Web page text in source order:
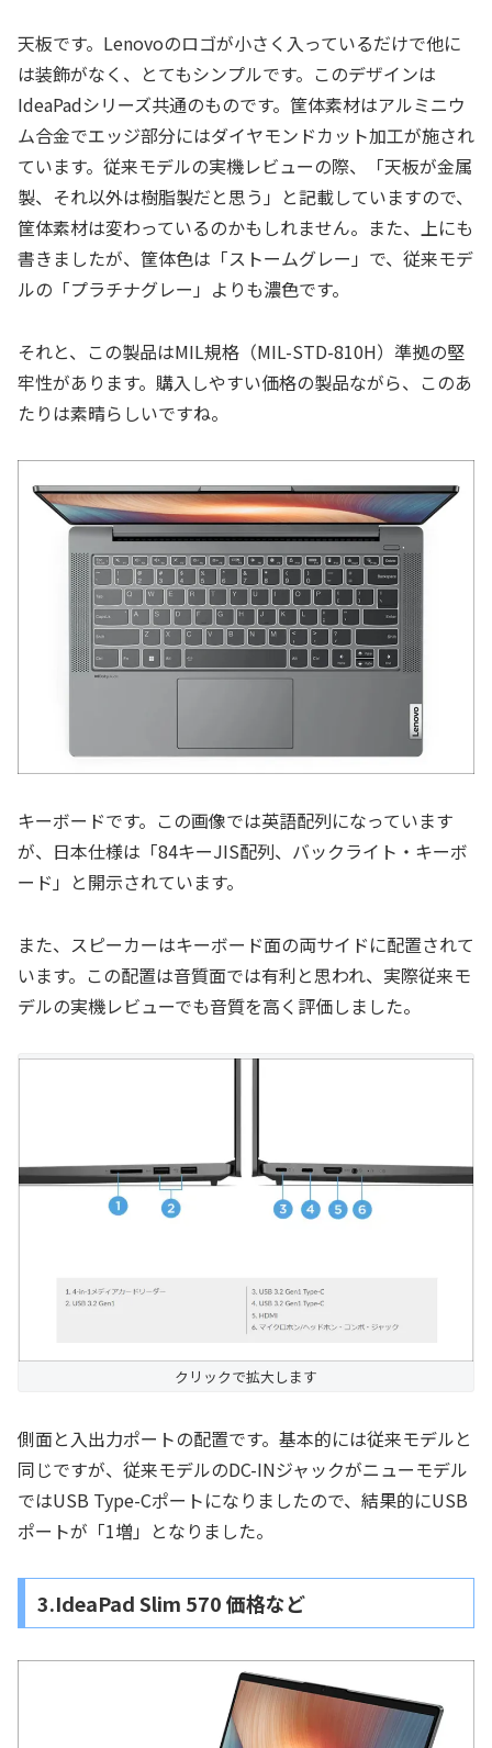
天板です。Lenovoのロゴが小さく入っているだけで他に
は装飾がなく、とてもシンプルです。このデザインは
IdeaPadシリーズ共通のものです。筐体素材はアルミニウ
ム合金でエッジ部分にはダイヤモンドカット加工が施され
ています。従来モデルの実機レビューの際、「天板が金属
製、それ以外は樹脂製だと思う」と記載していますので、
筐体素材は変わっているのかもしれません。また、上にも
書きましたが、筐体色は「ストームグレー」で、従来モデ
ルの「プラチナグレー」よりも濃色です。
それと、この製品はMIL規格（MIL-STD-810H）準拠の堅
牢性があります。購入しやすい価格の製品ながら、このあ
たりは素晴らしいですね。
キーボードです。この画像では英語配列になっています
が、日本仕様は「84キーJIS配列、バックライト・キーボ
ード」と開示されています。
また、スピーカーはキーボード面の両サイドに配置されて
います。この配置は音質面では有利と思われ、実際従来モ
デルの実機レビューでも音質を高く評価しました。
クリックで拡大します
側面と入出力ポートの配置です。基本的には従来モデルと
同じですが、従来モデルのDC-INジャックがニューモデル
ではUSB Type-Cポートになりましたので、結果的にUSB
ポートが「1増」となりました。
3.IdeaPad Slim 570 価格など